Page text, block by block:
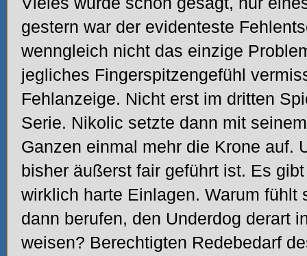
gestern war der evidenteste
wenngleich nicht das einzige
jegliches Fingerspitzengefühl
Fehlanzeige. Nicht erst im dritten
Serie. Nikolic setzte dann mit
Ganzen einmal mehr die Krone auf.
bisher äußerst fair geführt ist. Es
wirklich harte Einlagen. Warum fühlt
dann berufen, den Underdog derart
weisen? Berechtigten Redebedarf